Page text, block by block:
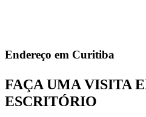
Endereço em Curitiba
FAÇA UMA VISITA
ESCRITÓRIO